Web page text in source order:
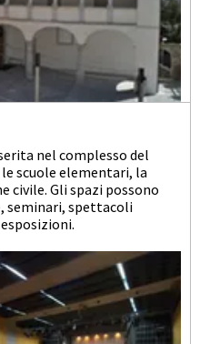
nel complesso del
scuole elementari, la
civile. Gli spazi possono
seminari, spettacoli